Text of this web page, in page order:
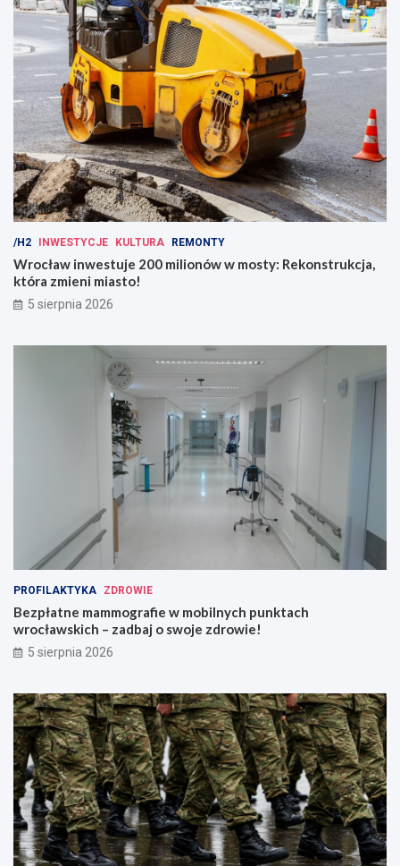
/H2 INWESTYCJE KULTURA REMONTY
Wrocław inwestuje 200 milionów w mosty: Rekonstrukcja,
która zmieni miasto!
5 sierpnia 2026
PROFILAKTYKA ZDROWIE
Bezpłatne mammografie w mobilnych punktach
wrocławskich – zadbaj o swoje zdrowie!
5 sierpnia 2026